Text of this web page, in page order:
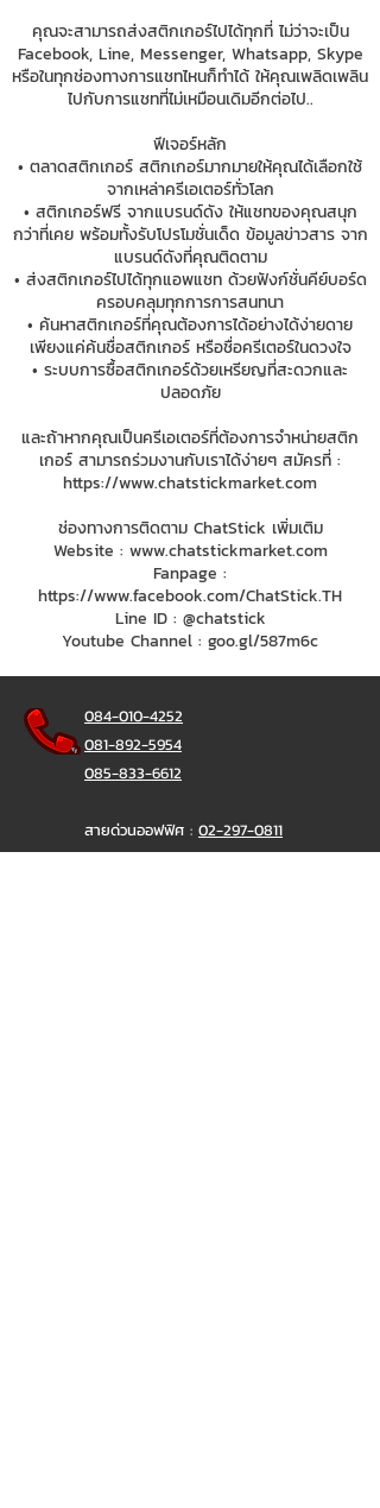
คุณจะสามารถส่งสติกเกอร์ไปได้ทุกที่ ไม่ว่าจะเป็น
Facebook, Line, Messenger, Whatsapp, Skype
หรือในทุกช่องทางการแชทไหนก็ทำได้ ให้คุณเพลิดเพลิน
ไปกับการแชทที่ไม่เหมือนเดิมอีกต่อไป..
ฟีเจอร์หลัก
• ตลาดสติกเกอร์ สติกเกอร์มากมายให้คุณได้เลือกใช้
จากเหล่าครีเอเตอร์ทั่วโลก
• สติกเกอร์ฟรี จากแบรนด์ดัง ให้แชทของคุณสนุก
กว่าที่เคย พร้อมทั้งรับโปรโมชั่นเด็ด ข้อมูลข่าวสาร จาก
แบรนด์ดังที่คุณติดตาม
• ส่งสติกเกอร์ไปได้ทุกแอพแชท ด้วยฟังก์ชั่นคีย์บอร์ด
ครอบคลุมทุกการการสนทนา
• ค้นหาสติกเกอร์ที่คุณต้องการได้อย่างได้ง่ายดาย
เพียงแค่ค้นชื่อสติกเกอร์ หรือชื่อครีเตอร์ในดวงใจ
• ระบบการซื้อสติกเกอร์ด้วยเหรียญที่สะดวกและ
ปลอดภัย
และถ้าหากคุณเป็นครีเอเตอร์ที่ต้องการจำหน่ายสติก
เกอร์ สามารถร่วมงานกับเราได้ง่ายๆ สมัครที่ :
https://www.chatstickmarket.com
ช่องทางการติดตาม ChatStick เพิ่มเติม
Website : www.chatstickmarket.com
Fanpage :
https://www.facebook.com/ChatStick.TH
Line ID : @chatstick
Youtube Channel : goo.gl/587m6c
084-010-4252
081-892-5954
085-833-6612
สายด่วนออฟฟิศ : 02-297-0811
034-900-165( จันทร์-ศุกร์)